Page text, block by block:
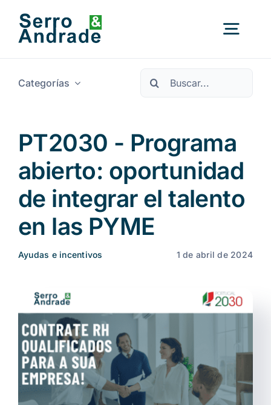
contenido
Ámbitos
Recursos Nuevo
Quiénes somos
ES
Categorías
Buscar:
PT2030 - Programa
abierto: oportunidad
de integrar el talento
en las PYME
Ayudas e incentivos 1 de abril de 2024